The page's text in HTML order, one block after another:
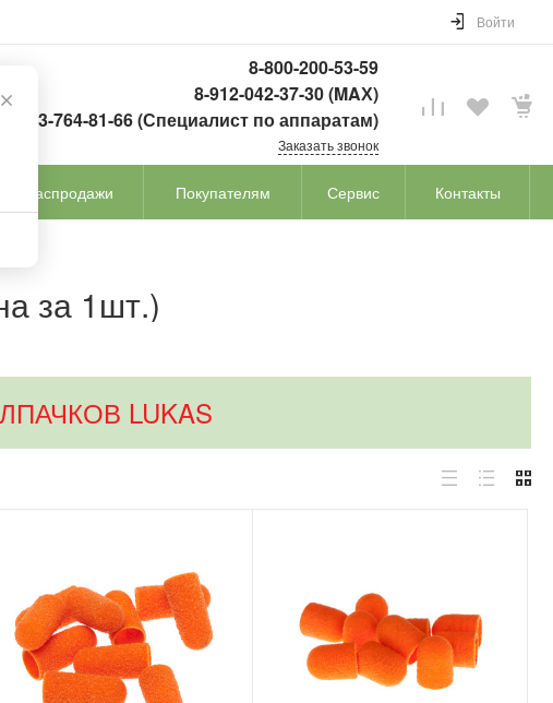
Войти
8-800-200-53-59
8-912-042-37-30 (MAХ)
8-963-764-81-66 (Специалист по аппаратам)
Заказать звонок
Распродажи Покупателям Сервис Контакты
за 1шт.)
LUKAS